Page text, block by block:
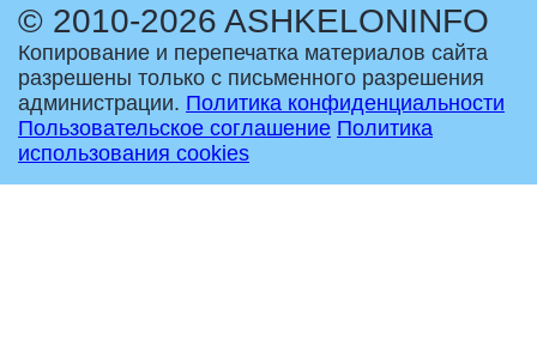
© 2010-2026 ASHKELONINFO
Копирование и перепечатка материалов сайта
разрешены только с письменного разрешения
администрации. Политика конфиденциальности
Пользовательское соглашение Политика
использования cookies